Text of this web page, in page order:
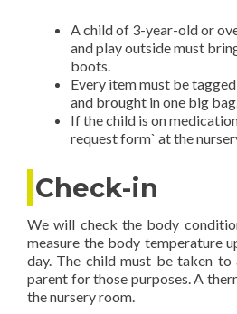
A child of 3-year-old or
and play outside must
boots.
Every item must be
and brought in one big
If the child is on
request form` at the
Check-in
We will check the body
measure the body temperature
day. The child must be taken
parent for those purposes. A
the nursery room.